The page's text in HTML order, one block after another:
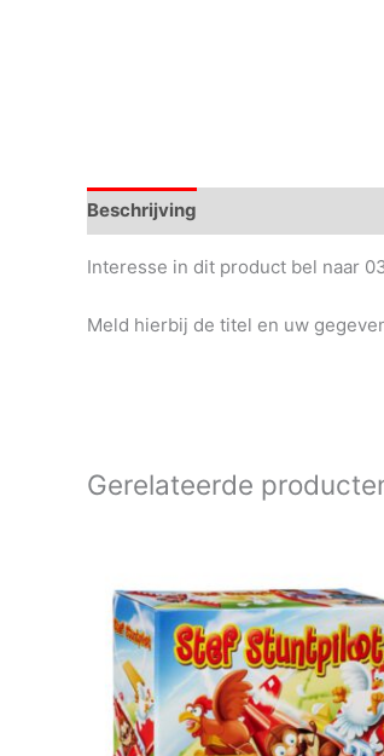
Beschrijving
Interesse in dit product bel naar
Meld hierbij de titel en uw
Gerelateerde